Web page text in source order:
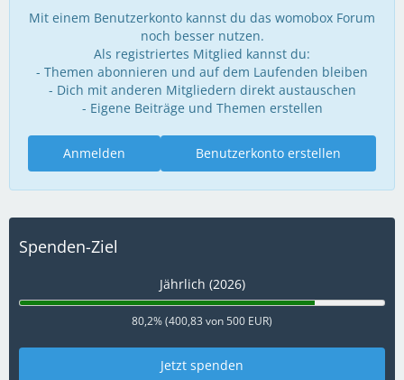
Mit einem Benutzerkonto kannst du das womobox Forum
noch besser nutzen.
Als registriertes Mitglied kannst du:
- Themen abonnieren und auf dem Laufenden bleiben
- Dich mit anderen Mitgliedern direkt austauschen
- Eigene Beiträge und Themen erstellen
Benutzerkonto erstellen
Anmelden
Spenden-Ziel
Jährlich (2026)
80,2% (400,83 von 500 EUR)
Jetzt spenden